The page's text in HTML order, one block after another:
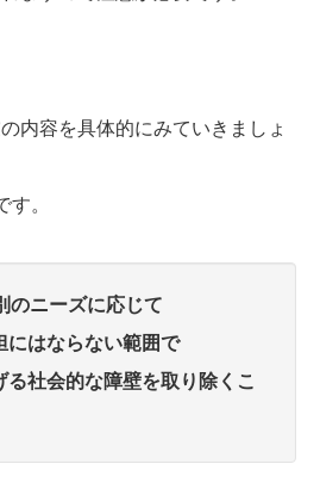
内容を具体的にみていきましょ
。
ニーズに応じて
はならない範囲で
社会的な障壁を取り除くこ